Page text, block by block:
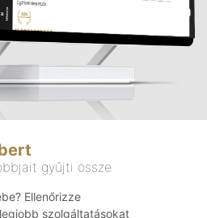
gyűjti össze
Ellenőrizze
szolgáltatásokat